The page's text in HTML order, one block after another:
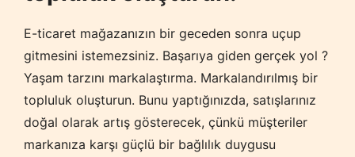
E-ticaret mağazanızın bir geceden sonra uçup
gitmesini istemezsiniz. Başarıya giden gerçek yol ?
Yaşam tarzını markalaştırma. Markalandırılmış bir
topluluk oluşturun. Bunu yaptığınızda, satışlarınız
doğal olarak artış gösterecek, çünkü müşteriler
markanıza karşı güçlü bir bağlılık duygusu